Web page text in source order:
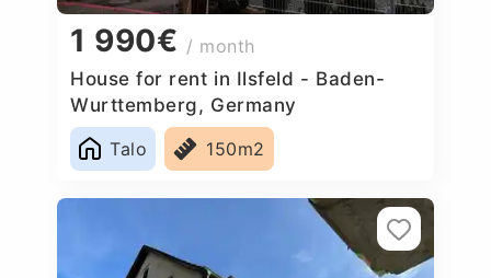
1 990€ / month
House for rent in Ilsfeld - Baden-
Wurttemberg, Germany
Talo
150m2